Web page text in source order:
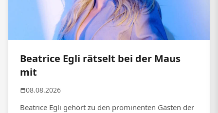
Beatrice Egli rätselt bei der Maus
mit
08.08.2026
Beatrice Egli gehört zu den prominenten Gästen der